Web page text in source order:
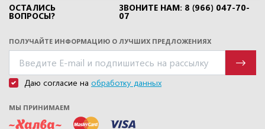
ОСТАЛИСЬ
ВОПРОСЫ?
ЗВОНИТЕ НАМ: 8 (966) 047-70-
07
ПОЛУЧАЙТЕ ИНФОРМАЦИЮ О ЛУЧШИХ ПРЕДЛОЖЕНИЯХ
Даю согласие на обработку данных
МЫ ПРИНИМАЕМ